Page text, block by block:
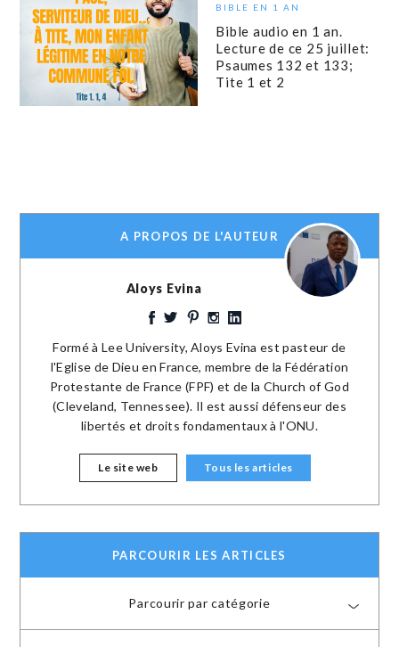
BIBLE EN 1 AN
Bible audio en 1 an.
Lecture de ce 25 juillet:
Psaumes 132 et 133;
Tite 1 et 2
A PROPOS DE L'AUTEUR
Aloys Evina
Formé à Lee University, Aloys Evina est pasteur de
l'Eglise de Dieu en France, membre de la Fédération
Protestante de France (FPF) et de la Church of God
(Cleveland, Tennessee). Il est aussi défenseur des
libertés et droits fondamentaux à l'ONU.
Le site web Tous les articles
PARCOURIR LES ARTICLES
Parcourir par catégorie